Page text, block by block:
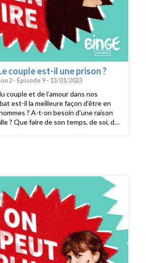
couple est-il une prison ?
2 - Épisode 9 - 13/01/2023
couple et de l’amour dans nos
est-il la meilleure façon d’être en
? A-t-on besoin d’une raison
? Que faire de son temps, de soi, de
ronde, 2018)CRÉDITS : On peut plus
de Binge Audio animé par Judith
son : Quentin Bresson. Réalisation :
Bertiaux. Production et édition :
: Josselin Bordat (musique) et
Identité graphique : Sébastien
des programmes : Joël Ronez.
: David Carzon. Direction